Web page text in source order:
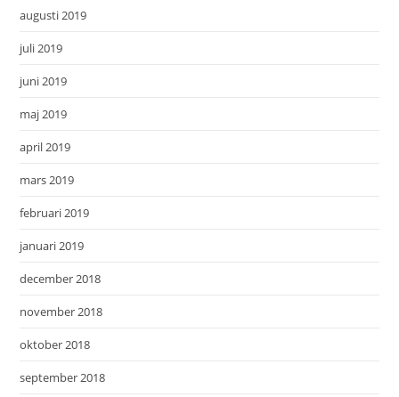
augusti 2019
juli 2019
juni 2019
maj 2019
april 2019
mars 2019
februari 2019
januari 2019
december 2018
november 2018
oktober 2018
september 2018